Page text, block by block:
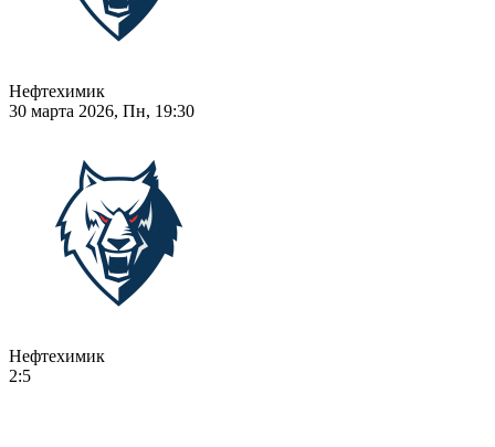
Нефтехимик
30 марта 2026, Пн, 19:30
Нефтехимик
2:5